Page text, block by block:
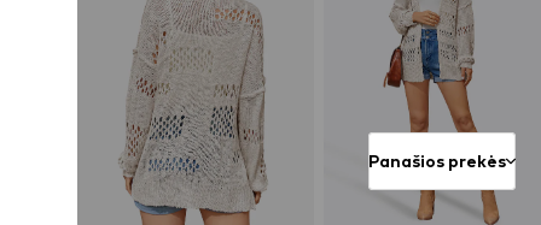
Panašios prekės